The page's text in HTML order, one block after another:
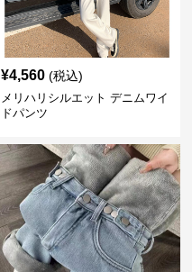
¥4,560 (税込)
メリハリシルエット デニムワイ
ドパンツ